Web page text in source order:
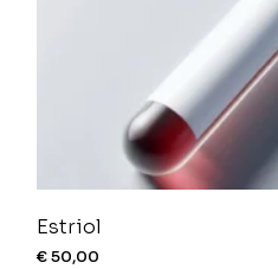
Estriol
€50,00